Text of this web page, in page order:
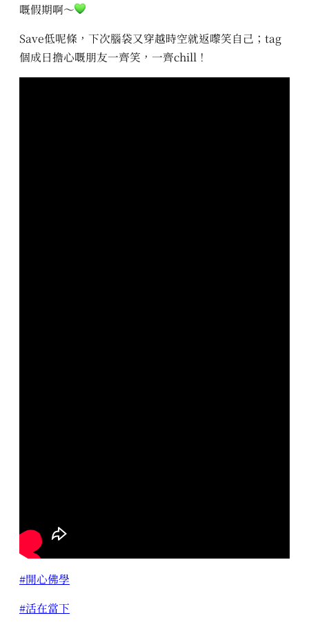
嘅假期啊～
Save低呢條，下次腦袋又穿越時空就返嚟笑自己；tag
個成日擔心嘅朋友一齊笑，一齊chill！
#開心佛學
#活在當下